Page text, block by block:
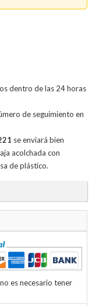
dentro de las 24 horas
de seguimiento en
se enviará bien
acolchada con
de plástico.
es necesario tener